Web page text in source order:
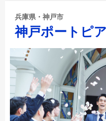
兵庫県・神戸市
神戸ポートピ